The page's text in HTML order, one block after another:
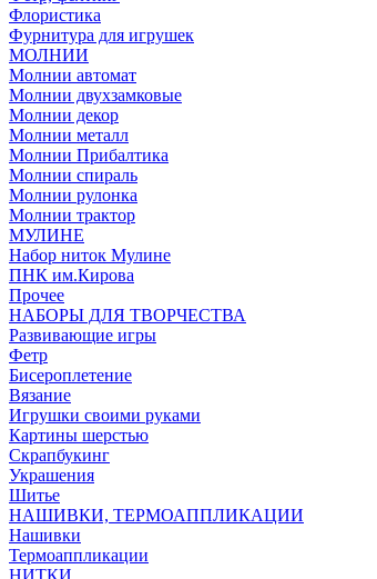
Флористика
Фурнитура для игрушек
МОЛНИИ
Молнии автомат
Молнии двухзамковые
Молнии декор
Молнии металл
Молнии Прибалтика
Молнии спираль
Молнии рулонка
Молнии трактор
МУЛИНЕ
Набор ниток Мулине
ПНК им.Кирова
Прочее
НАБОРЫ ДЛЯ ТВОРЧЕСТВА
Развивающие игры
Фетр
Бисероплетение
Вязание
Игрушки своими руками
Картины шерстью
Скрапбукинг
Украшения
Шитье
НАШИВКИ, ТЕРМОАППЛИКАЦИИ
Нашивки
Термоаппликации
НИТКИ